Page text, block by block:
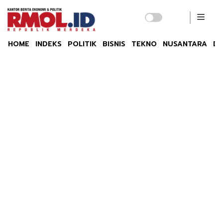
HOME INDEKS POLITIK BISNIS TEKNO NUSANTARA